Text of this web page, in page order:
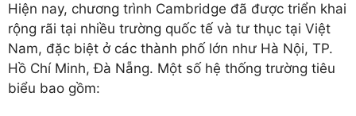
Hiện nay, chương trình Cambridge đã được triển khai
rộng rãi tại nhiều trường quốc tế và tư thục tại Việt
Nam, đặc biệt ở các thành phố lớn như Hà Nội, TP.
Hồ Chí Minh, Đà Nẵng. Một số hệ thống trường tiêu
biểu bao gồm: